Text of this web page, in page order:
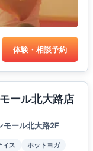
体験・相談予約
ール北大路店
モール北大路2F
ィス
ホットヨガ